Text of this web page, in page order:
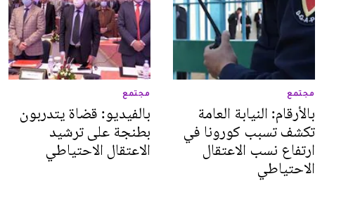
مجتمع
بالأرقام: النيابة العامة
تكشف تسبب كورونا في
ارتفاع نسب الاعتقال
الاحتياطي
مجتمع
بالفيديو: قضاة يتدربون
بطنجة على ترشيد
الاعتقال الاحتياطي